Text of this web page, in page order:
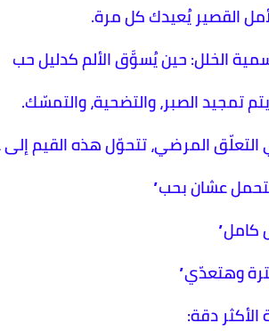
القصير يُعيدك كل مرة.
الخلل: حين يُسوَّق الألم كدليل حب
يتم تمجيد الصبر، والتضحية، والتمسّك.
المرضي، تتحوّل هذه القيم
عشان بحب”
وهتعدّي”
الأكثر دقة: